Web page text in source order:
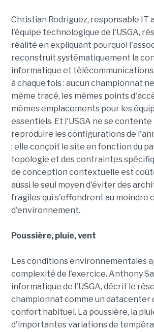
Christian Rodriguez, responsable IT
l'équipe technologique de l'USGA,
réalité en expliquant pourquoi
reconstruit systématiquement la
informatique et
à chaque fois : aucun championnat
même tracé, les mêmes points
mêmes emplacements pour les
essentiels. Et l'USGA ne se contente
reproduire les configurations de
; elle conçoit le site en fonction du
topologie et des contraintes
de conception contextuelle est
aussi le seul moyen d'éviter des
fragiles qui s'effondrent au moindre
d'environnement.
Poussière, pluie, vent
Les conditions environnementales
complexité de l'exercice. Anthony
informatique de l'USGA, décrit le
championnat comme un datacenter
confort habituel. La poussière, la
d'importantes variations de